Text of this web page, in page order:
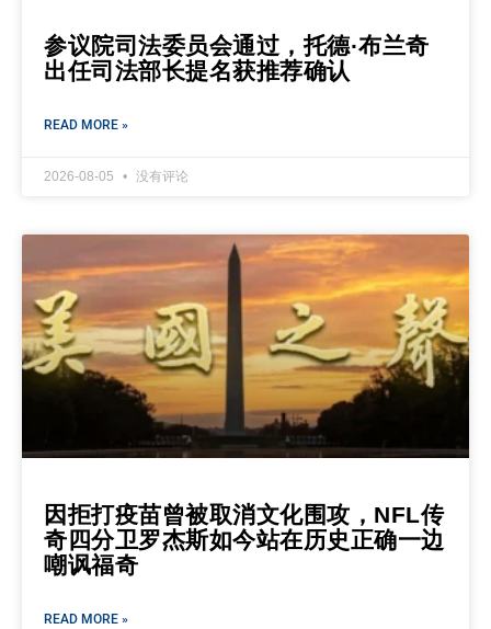
参议院司法委员会通过，托德·布兰奇
出任司法部长提名获推荐确认
READ MORE »
2026-08-05 没有评论
因拒打疫苗曾被取消文化围攻，NFL传
奇四分卫罗杰斯如今站在历史正确一边
嘲讽福奇
READ MORE »